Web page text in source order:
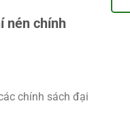
nén chính
chính sách đại